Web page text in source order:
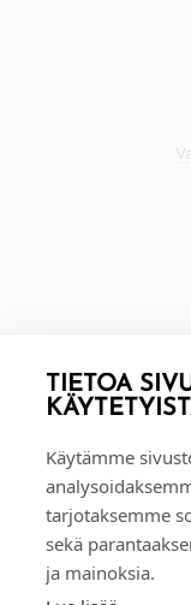
TIETOA
Käytämme
tarjotaksemme
sekä
ja mainoksia.